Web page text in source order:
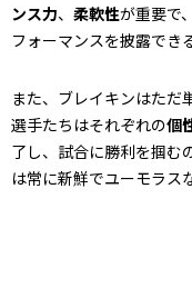
ンス力、 柔軟性が重要で
フォーマンスを披露でき
また、ブレイキンはただ
選手たちはそれぞれの個
了し、試合に勝利を掴む
は常に新鮮でユーモラス